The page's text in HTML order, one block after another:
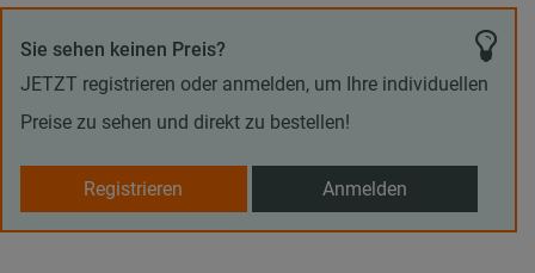
Sie sehen keinen Preis?
JETZT registrieren oder anmelden, um Ihre individuellen
Preise zu sehen und direkt zu bestellen!
Registrieren Anmelden